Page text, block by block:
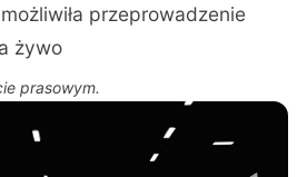
przeprowadzenie
żywo
prasowym.